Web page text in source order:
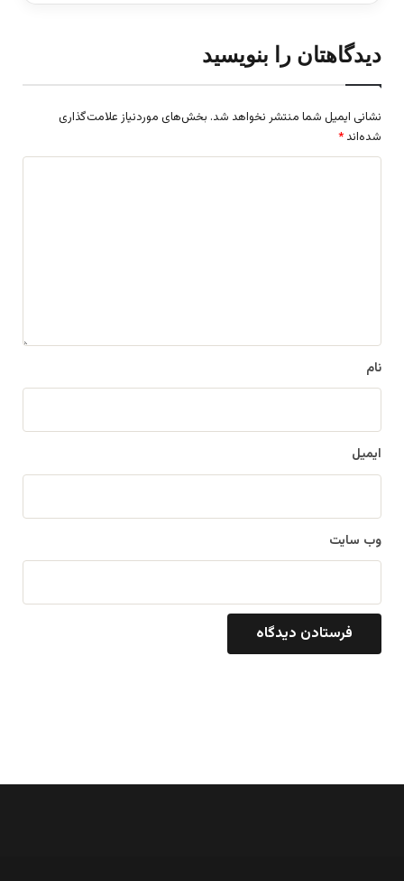
دیدگاهتان را بنویسید
نشانی ایمیل شما منتشر نخواهد شد. بخش‌های موردنیاز علامت‌گذاری
شده‌اند *
نام
ایمیل
وب‌ سایت